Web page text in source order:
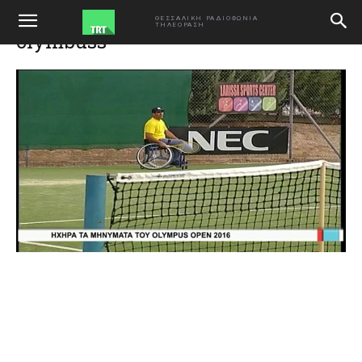
ΘΕΣΣΑΛΙΚΗ ΡΑΔΙΟΦΩΝΙΑ
ΤΗΛΕΟΡΑΣΗ
ΑΡΧΙΚΗ Ηχηρά τα μηνύματα του Olympus open 2016 olymbuss
olymbuss